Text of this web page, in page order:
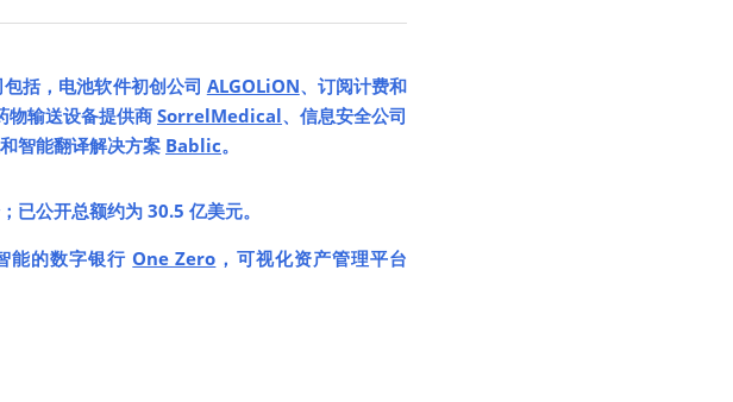
括，电池软件初创公司 ALGOLiON、订阅计费和
物输送设备提供商 SorrelMedical
智能翻译解决方案 Bablic。
已公开总额约为 30.5 亿美元。
能的数字银行 One Zero